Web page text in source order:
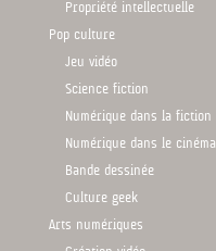
Propriété intellectuelle
Pop culture
Jeu vidéo
Science fiction
Numérique dans la fiction
Numérique dans le cinéma
Bande dessinée
Culture geek
Arts numériques